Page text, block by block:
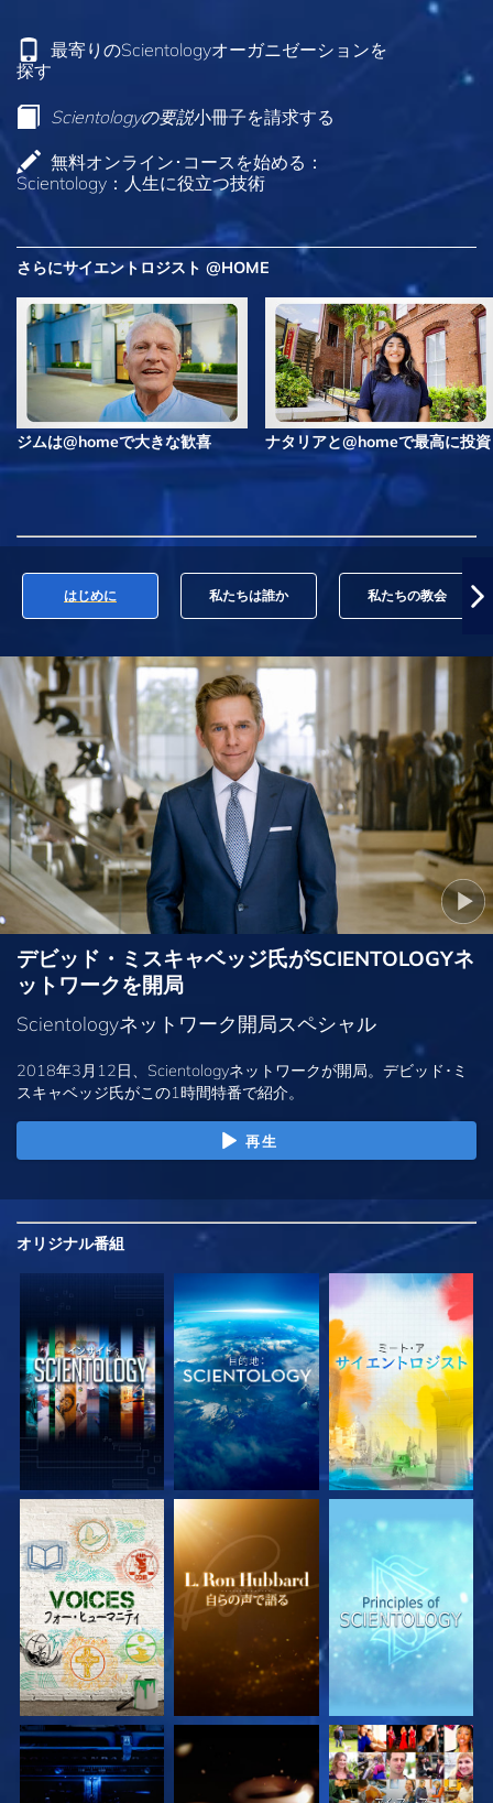
最寄りのScientologyオーガニゼーションを
探す
Scientologyの要説小冊子を請求する
無料オンライン･コースを始める：
Scientology：人生に役立つ技術
さらにサイエントロジスト @HOME
ジムは@homeで大きな歓喜 ナタリアと@homeで最高に投資
はじめに 私たちは誰か 私たちの教会
デビッド・ミスキャベッジ氏がSCIENTOLOGYネ
ットワークを開局
Scientologyネットワーク開局スペシャル
2018年3月12日、Scientologyネットワークが開局。デビッド･ミ
スキャベッジ氏がこの1時間特番で紹介。
再生
オリジナル番組
シリーズを探求 シリーズを探求 シリーズを探求
シリーズを探求 シリーズを探求 観る